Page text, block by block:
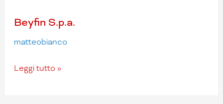
Beyfin S.p.a.
matteobianco
Leggi tutto »